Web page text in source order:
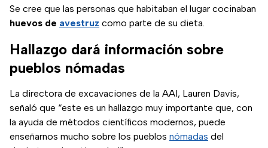
Se cree que las personas que habitaban el lugar cocinaban
huevos de avestruz como parte de su dieta.
Hallazgo dará información sobre
pueblos nómadas
La directora de excavaciones de la AAI, Lauren Davis,
señaló que “este es un hallazgo muy importante que, con
la ayuda de métodos científicos modernos, puede
enseñarnos mucho sobre los pueblos nómadas del